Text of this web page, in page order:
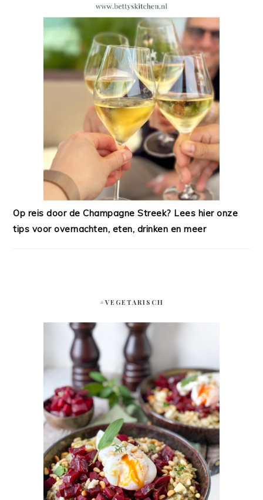
Op reis door de Champagne Streek? Lees hier onze
tips voor overnachten, eten, drinken en meer
#VEGETARISCH